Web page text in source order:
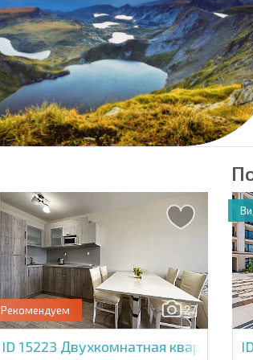
27
Рекомендуем
ID 15223 Двухкомнатная квартира в